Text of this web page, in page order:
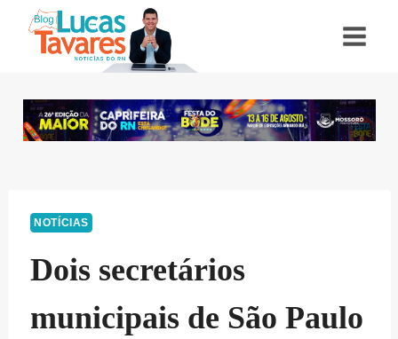
NOTÍCIAS
Dois secretários
municipais de São Paulo